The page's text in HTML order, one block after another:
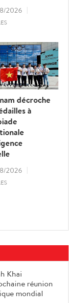
2026
décroche
à
2026
Khai
réunion
mondial